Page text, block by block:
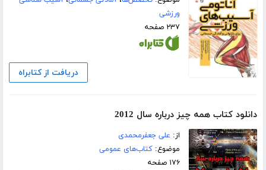
ورزشی
۲۳۷ صفحه
دریافت از کتابراه
دانلود کتاب همه چیز درباره سال 2012
از: علی جعفرمحمدی
موضوع:کتاب‌های عمومی
۱۷۶ صفحه